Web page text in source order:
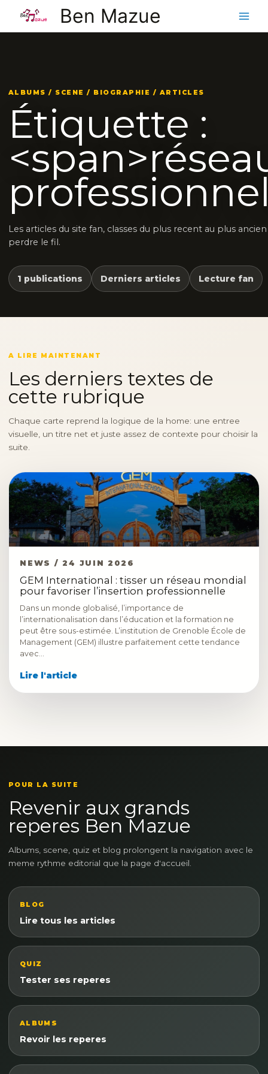
contenu
Ben Mazue
ALBUMS / SCENE / BIOGRAPHIE / ARTICLES
Étiquette :
Les articles du site fan, classes du plus recent au plus
perdre le fil.
1 publications Derniers articles Lecture fan
A LIRE MAINTENANT
Les derniers textes de
cette rubrique
Chaque carte reprend la logique de la home: une entree
visuelle, un titre net et juste assez de contexte pour choisir la
suite.
NEWS / 24 JUIN 2026
GEM International : tisser un réseau mondial
pour favoriser l’insertion professionnelle
Dans un monde globalisé, l’importance de
l’internationalisation dans l’éducation et la formation ne
peut être sous-estimée. L’institution de Grenoble École de
Management (GEM) illustre parfaitement cette tendance
avec…
Lire l'article
POUR LA SUITE
Revenir aux grands
reperes Ben Mazue
Albums, scene, quiz et blog prolongent la navigation avec le
meme rythme editorial que la page d'accueil.
BLOG
Lire tous les articles
QUIZ
Tester ses reperes
ALBUMS
Revoir les reperes